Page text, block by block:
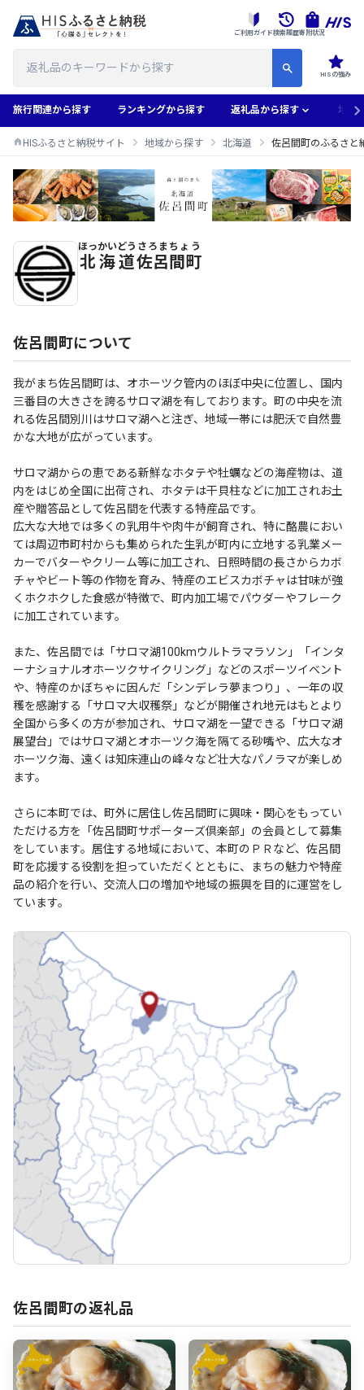
HISの強み
ご利用ガイド検索履歴寄附状況
旅行関連から探す ランキングから探す 返礼品から探す 地域
HISふるさと納税サイト 地域から探す 北海道 佐呂間町のふるさと
佐呂間町のふるさと納税返礼品一覧
北海道
ほっかいどう
佐呂間町
さろまちょう
佐呂間町について
我がまち佐呂間町は、オホーツク管内のほぼ中央に位置し、国内
三番目の大きさを誇るサロマ湖を有しております。町の中央を流
れる佐呂間別川はサロマ湖へと注ぎ、地域一帯には肥沃で自然豊
かな大地が広がっています。
サロマ湖からの恵である新鮮なホタテや牡蠣などの海産物は、道
内をはじめ全国に出荷され、ホタテは干貝柱などに加工されお土
産や贈答品として佐呂間を代表する特産品です。
広大な大地では多くの乳用牛や肉牛が飼育され、特に酪農におい
ては周辺市町村からも集められた生乳が町内に立地する乳業メー
カーでバターやクリーム等に加工され、日照時間の長さからカボ
チャやビート等の作物を育み、特産のエビスカボチャは甘味が強
くホクホクした食感が特徴で、町内加工場でパウダーやフレーク
に加工されています。
また、佐呂間では「サロマ湖100kmウルトラマラソン」「インタ
ーナショナルオホーツクサイクリング」などのスポーツイベント
や、特産のかぼちゃに因んだ「シンデレラ夢まつり」、一年の収
穫を感謝する「サロマ大収穫祭」などが開催され地元はもとより
全国から多くの方が参加され、サロマ湖を一望できる「サロマ湖
展望台」ではサロマ湖とオホーツク海を隔てる砂嘴や、広大なオ
ホーツク海、遠くは知床連山の峰々など壮大なパノラマが楽しめ
ます。
さらに本町では、町外に居住し佐呂間町に興味・関心をもってい
ただける方を「佐呂間町サポーターズ倶楽部」の会員として募集
をしています。居住する地域において、本町のＰＲなど、佐呂間
町を応援する役割を担っていただくとともに、まちの魅力や特産
品の紹介を行い、交流人口の増加や地域の振興を目的に運営をし
ています。
佐呂間町の返礼品